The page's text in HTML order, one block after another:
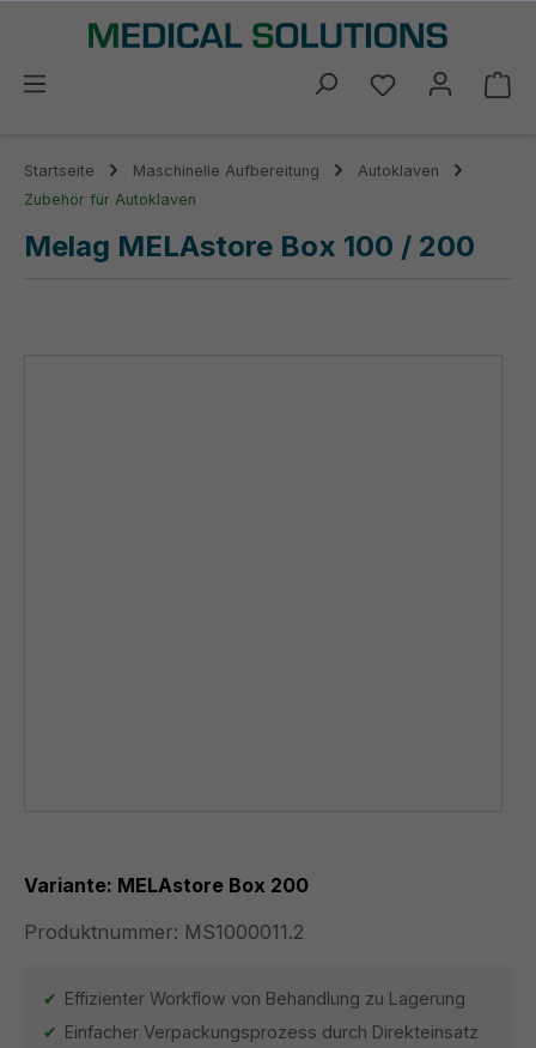
springen
Du hast 0
Startseite Maschinelle Aufbereitung
Autoklaven
Zubehör für Autoklaven
Melag MELAstore Box 100 / 200
Variante: MELAstore Box 200
Produktnummer: MS1000011.2
Effizienter Workflow von Behandlung zu Lagerung
Einfacher Verpackungsprozess durch Direkteinsatz